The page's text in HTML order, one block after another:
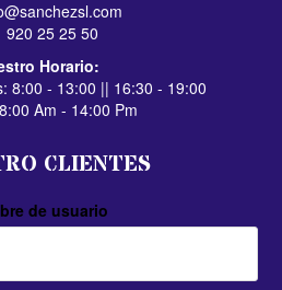
920 25 25 50
Horario:
8:00 - 13:00 || 16:30 - 19:00
Am - 14:00 Pm
CLIENTES
de usuario